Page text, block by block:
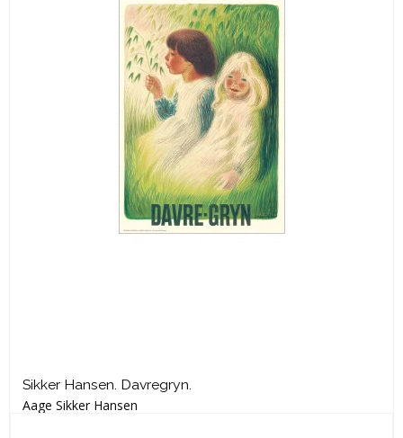
Sikker Hansen. Davregryn.
Aage Sikker Hansen